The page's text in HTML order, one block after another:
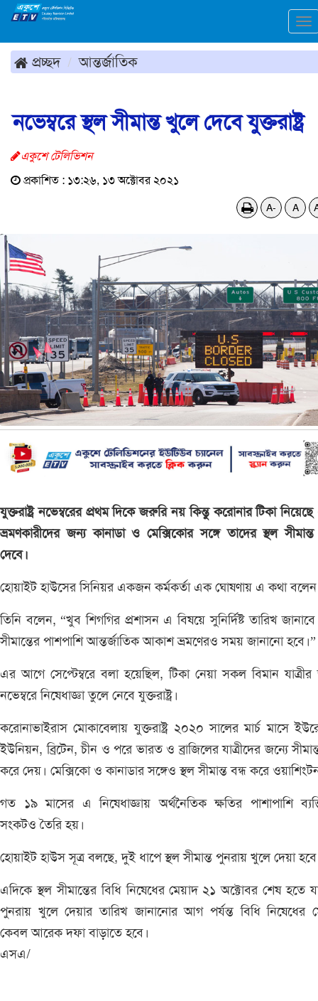
প্রচ্ছদ আন্তর্জাতিক
নভেম্বরে স্থল সীমান্ত খুলে দেবে যুক্তরাষ্ট্র
একুশে টেলিভিশন
প্রকাশিত : ১৩:২৬, ১৩ অক্টোবর ২০২১
A- A
যুক্তরাষ্ট্র নভেম্বরের প্রথম দিকে জরুরি নয় কিন্তু করোনার টিকা
ভ্রমণকারীদের জন্য কানাডা ও মেক্সিকোর সঙ্গে তাদের স্থল
দেবে।
হোয়াইট হাউসের সিনিয়র একজন কর্মকর্তা এক ঘোষণায় এ কথা
তিনি বলেন, “খুব শিগগির প্রশাসন এ বিষয়ে সুনির্দিষ্ট তারিখ
সীমান্তের পাশপাশি আন্তর্জাতিক আকাশ ভ্রমণেরও সময় জানানো হবে।”
এর আগে সেপ্টেম্বরে বলা হয়েছিল, টিকা নেয়া সকল বিমান যাত্রীর
নভেম্বরে নিষেধাজ্ঞা তুলে নেবে যুক্তরাষ্ট্র।
করোনাভাইরাস মোকাবেলায় যুক্তরাষ্ট্র ২০২০ সালের মার্চ মাসে
ইউনিয়ন, ব্রিটেন, চীন ও পরে ভারত ও ব্রাজিলের যাত্রীদের জন্যে
করে দেয়। মেক্সিকো ও কানাডার সঙ্গেও স্থল সীমান্ত বন্ধ করে
গত ১৯ মাসের এ নিষেধাজ্ঞায় অর্থনৈতিক ক্ষতির পাশাপাশি
সংকটও তৈরি হয়।
হোয়াইট হাউস সূত্র বলছে, দুই ধাপে স্থল সীমান্ত পুনরায় খুলে দেয়া
এদিকে স্থল সীমান্তের বিধি নিষেধের মেয়াদ ২১ অক্টোবর শেষ হতে
পুনরায় খুলে দেয়ার তারিখ জানানোর আগ পর্যন্ত বিধি নিষেধের
কেবল আরেক দফা বাড়াতে হবে।
এসএ/